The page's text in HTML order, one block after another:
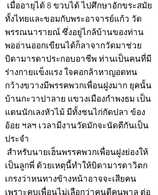
เมื่ออายุได้ 8 ขวบได้ ไปศึกษาอักขระสมัย
ทั้งไทยและขอมกับพระอาจารย์แก้ว วัด
พรรณนารายณ์ ซึ่งอยู่ไกล้บ้านของท่าน
พออ่านออกเขียนได้ก็ลาจากวัดมาช่วย
บิดามารดาประกอบอาชีพ ท่านเป็นคนที่มี
ร่างกายแข็งแรง ใจคอกล้าหาญอดทน
กว้างขวางมีพรรคพวกเพื่อนฝูงมาก ยุคนั้น
บ้านกะวาปาลาย แขวงเมืองกำพงธม เป็น
แดนนักเลงหัวไม้ มีทั้งชนไก่กัดปลา ข้อง
อ้อย ฯลฯ เวลามีงานวัดมักจะนัดตีกันเป็น
ประจำ
สำหรับนายเฮ็นพรรคพวกเพื่อนฝูงย่องให้
เป็นลูกพี่ ด้วยเหตุนี้ทำให้บิดามารดาวิตก
เกรงว่าหนทางข้างหน้าอาจจะเสียคน
เพราะคบเพื่อนไม่เลือกว่าคนดีคนพาล ต่อ